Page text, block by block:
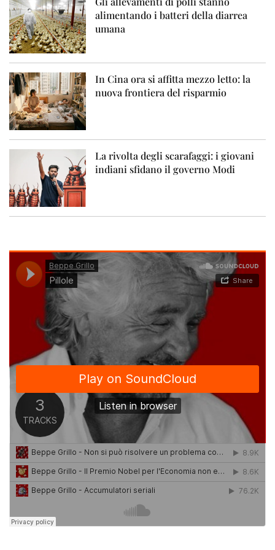
alimentando i batteri della diarrea
umana
In Cina ora si affitta mezzo letto: la
nuova frontiera del risparmio
La rivolta degli scarafaggi: i giovani
indiani sfidano il governo Modi